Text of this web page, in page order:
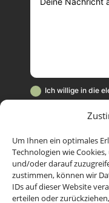
Um Ihnen ein optimales
Technologien wie
und/oder darauf
zustimmen, können wir
IDs auf dieser Website
erteilen oder
Ich willige in die
Verarbeitung meiner
"Wehrhaft ohne
werden. Weitere
Widerrufshinweise
zu finden ganz unten
2